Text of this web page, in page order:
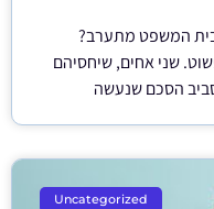
המשפט מתערב?
שני אחים, שיחסיהם
הסכם שנעשה
Uncategorized